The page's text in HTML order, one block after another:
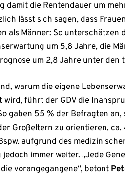
damit die Rentendauer um
lässt sich sagen, dass
als Männer: So unterschätzen
um 5,8 Jahre, die
um 2,8 Jahre unter den
warum die eigene
führt der GDV die
gaben 55 % der Befragten
Großeltern zu orientieren,
aufgrund des
immer weiter. „Jede
vorangegangene“, betont